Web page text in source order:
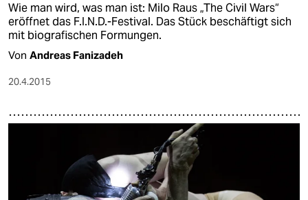
Wie man wird, was man ist: Milo Raus „The Civil Wars“
eröffnet das F.I.N.D.-Festival. Das Stück beschäftigt sich
mit biografischen Formungen.
Von Andreas Fanizadeh
20.4.2015